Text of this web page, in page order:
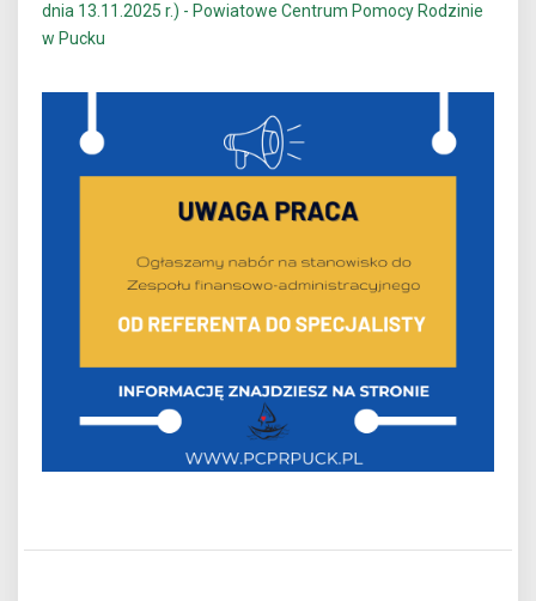
dnia 13.11.2025 r.) - Powiatowe Centrum Pomocy Rodzinie
w Pucku